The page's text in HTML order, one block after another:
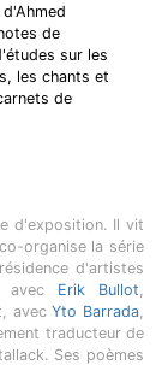
de
sur les
les chants et
de
d'exposition. Il vit
organise la série
d'artistes
avec Erik Bullot,
avecYto Barrada,
traducteur de
Ses poèmes